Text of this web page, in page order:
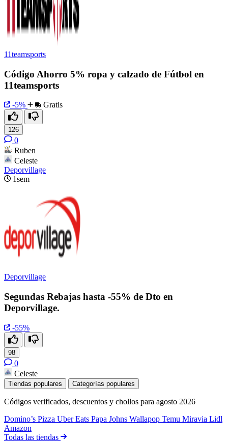
11teamsports
Código Ahorro 5% ropa y calzado de Fútbol en
11teamsports
-5% Gratis
126
0
Ruben
Celeste
Deporvillage
1sem
Deporvillage
Segundas Rebajas hasta -55% de Dto en
Deporvillage.
-55%
98
0
Celeste
Tiendas populares Categorías populares
Códigos verificados, descuentos y chollos para agosto 2026
Domino’s Pizza Uber Eats Papa Johns Wallapop Temu Miravia Lidl
Amazon
Todas las tiendas